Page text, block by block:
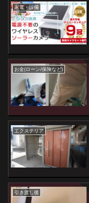
家電・設備
お金(ローン/保険など)
エクステリア
引き渡し後